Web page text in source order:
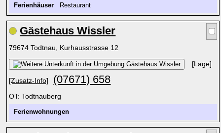
Ferienhäuser Restaurant
Gästehaus Wissler
79674 Todtnau, Kurhausstrasse 12
[Lage]
[Zusatz-Info] (07671) 658
OT: Todtnauberg
Ferienwohnungen